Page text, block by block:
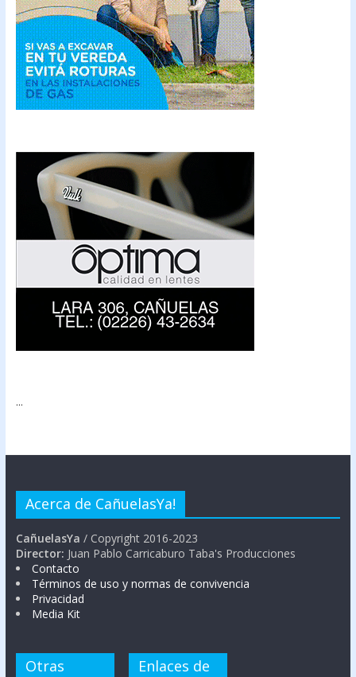
...
Acerca de CañuelasYa!
CañuelasYa / Copyright 2016-2023
Director: Juan Pablo Carricaburo Taba's Producciones
Contacto
Términos de uso y normas de convivencia
Privacidad
Media Kit
Otras
Enlaces de